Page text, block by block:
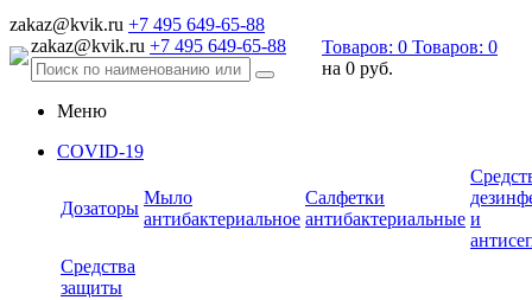
zakaz@kvik.ru +7 495 649-65-88
zakaz@kvik.ru +7 495 649-65-88 Товаров: 0 Товаров: 0
на 0 руб.
Меню
COVID-19
Дозаторы
Мыло
антибактериальное
Салфетки
антибактериальные и
Средства
защиты